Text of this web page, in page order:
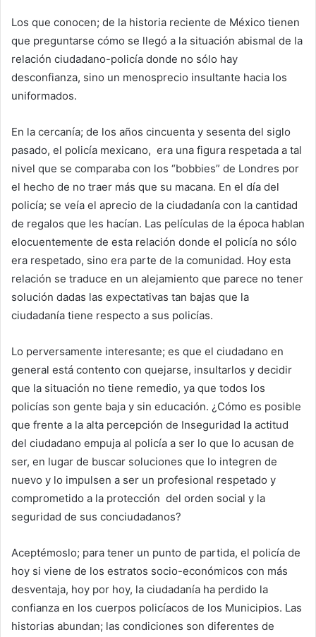
Los que conocen; de la historia reciente de México tienen
que preguntarse cómo se llegó a la situación abismal de la
relación ciudadano-policía donde no sólo hay
desconfianza, sino un menosprecio insultante hacia los
uniformados.
En la cercanía; de los años cincuenta y sesenta del siglo
pasado, el policía mexicano, era una figura respetada a tal
nivel que se comparaba con los “bobbies” de Londres por
el hecho de no traer más que su macana. En el día del
policía; se veía el aprecio de la ciudadanía con la cantidad
de regalos que les hacían. Las películas de la época hablan
elocuentemente de esta relación donde el policía no sólo
era respetado, sino era parte de la comunidad. Hoy esta
relación se traduce en un alejamiento que parece no tener
solución dadas las expectativas tan bajas que la
ciudadanía tiene respecto a sus policías.
Lo perversamente interesante; es que el ciudadano en
general está contento con quejarse, insultarlos y decidir
que la situación no tiene remedio, ya que todos los
policías son gente baja y sin educación. ¿Cómo es posible
que frente a la alta percepción de Inseguridad la actitud
del ciudadano empuja al policía a ser lo que lo acusan de
ser, en lugar de buscar soluciones que lo integren de
nuevo y lo impulsen a ser un profesional respetado y
comprometido a la protección del orden social y la
seguridad de sus conciudadanos?
Aceptémoslo; para tener un punto de partida, el policía de
hoy si viene de los estratos socio-económicos con más
desventaja, hoy por hoy, la ciudadanía ha perdido la
confianza en los cuerpos policíacos de los Municipios. Las
historias abundan; las condiciones son diferentes de